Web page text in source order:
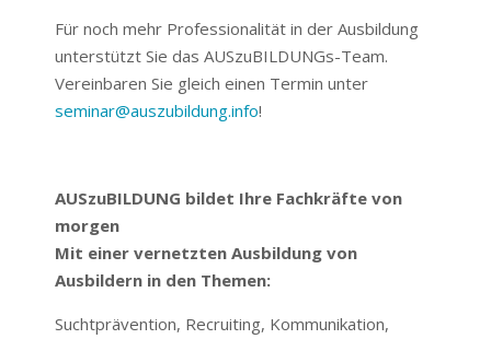
Für noch mehr Professionalität in der Ausbildung
unterstützt Sie das AUSzuBILDUNGs-Team.
Vereinbaren Sie gleich einen Termin unter
seminar@auszubildung.info!
AUSzuBILDUNG bildet Ihre Fachkräfte von
morgen
Mit einer vernetzten Ausbildung von
Ausbildern in den Themen:
Suchtprävention, Recruiting, Kommunikation,